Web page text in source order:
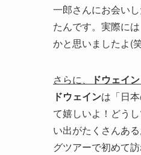
一郎さんにお会い
たんです。実際に
かと思いましたよ(
さらに、 ドウェイ
ドウェインは「日
て嬉しいよ！どう
い出がたくさんあ
グツアーで初めて